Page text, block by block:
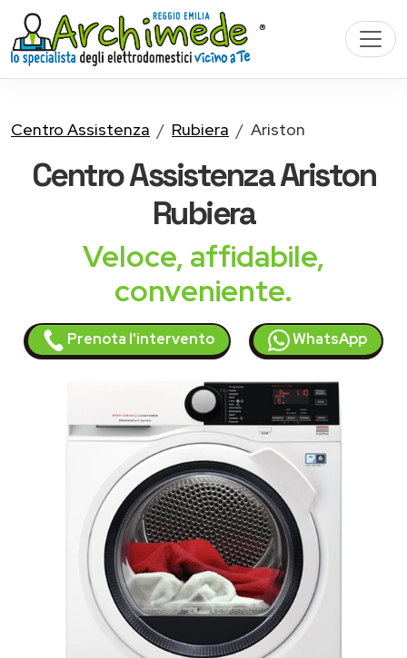
Centro Assistenza Rubiera Ariston
Centro AssistenzaAriston
Rubiera
Veloce, affidabile,
conveniente.
Prenota l'intervento WhatsApp